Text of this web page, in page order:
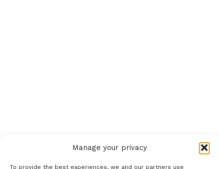
Manage your privacy
To provide the best experiences, we and our partners use